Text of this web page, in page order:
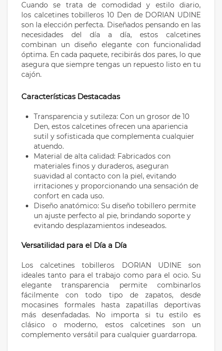
Cuando se trata de comodidad y estilo diario,
los calcetines tobilleros 10 Den de DORIAN UDINE
son la elección perfecta. Diseñados pensando en las
necesidades del día a día, estos calcetines
combinan un diseño elegante con funcionalidad
óptima. En cada paquete, recibirás dos pares, lo que
asegura que siempre tengas un repuesto listo en tu
cajón.
Características Destacadas
Transparencia y sutileza: Con un grosor de 10
Den, estos calcetines ofrecen una apariencia
sutil y sofisticada que complementa cualquier
atuendo.
Material de alta calidad: Fabricados con
materiales finos y duraderos, aseguran
suavidad al contacto con la piel, evitando
irritaciones y proporcionando una sensación de
confort en cada uso.
Diseño anatómico: Su diseño tobillero permite
un ajuste perfecto al pie, brindando soporte y
evitando desplazamientos indeseados.
Versatilidad para el Día a Día
Los calcetines tobilleros DORIAN UDINE son
ideales tanto para el trabajo como para el ocio. Su
elegante transparencia permite combinarlos
fácilmente con todo tipo de zapatos, desde
mocasines formales hasta zapatillas deportivas
más desenfadadas. No importa si tu estilo es
clásico o moderno, estos calcetines son un
complemento versátil para cualquier guardarropa.